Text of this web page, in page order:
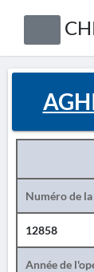
Numéro de
12858
Année de